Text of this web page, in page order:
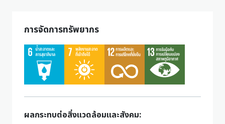
การจัดการทรัพยากร
ผลกระทบต่อสิ่งแวดล้อมและสังคม: